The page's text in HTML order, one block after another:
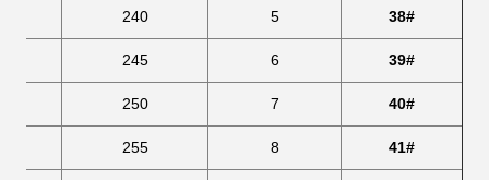
38#
5
240
39#
6
245
40#
7
250
41#
8
255